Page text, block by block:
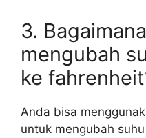
3.
mengubah
ke
Anda bisa
untuk mengubah